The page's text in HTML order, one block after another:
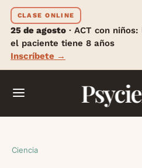
CLASE ONLINE
25 de agosto · ACT con
el paciente tiene 8 años
Inscríbete →
Ciencia